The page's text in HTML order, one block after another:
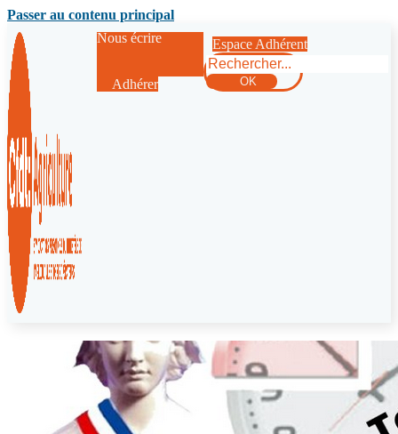
Passer au contenu principal
Nous écrire
Adhérer
Espace Adhérent
Rechercher
OK